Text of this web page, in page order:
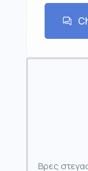
Βρες